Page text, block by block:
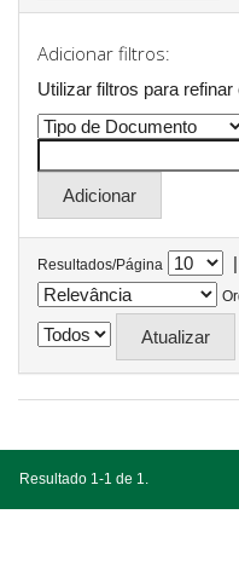
Adicionar filtros:
Utilizar filtros para
Resultados/Página |
Resultado 1-1 de 1.